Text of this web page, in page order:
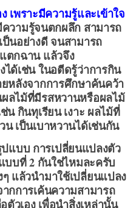
ราะมีความรู้และเข้าใจ
วามรู้จนตกผลึก สามารถ
ป็นอย่างดี จนสามารถ
ตกฉาน แล้วจึง
ได้เช่น ในอตีดรู้ว่าการกิน
หลังจากการศึกษาค้นคว้า
ลไม้ที่มีรสหวานหรือผลไม้
น กินทุเรียน เงาะ ผลไม้ที่
เป็นเบาหวานได้เช่นกัน
บบ การเปลี่ยนแปลงตัว
บบที่ 2 กันใช่ไหมละครับ
แล้วนำมาใช้เปลี่ยนแปลง
กการเค้นความสามารถ
วเอง เพื่อนำสิ่งเหล่านั้น